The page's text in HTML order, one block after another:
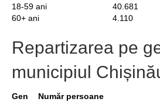
18-59 ani
40.681
60+ ani
4.110
Repartizarea pe
municipiul
Gen
Număr persoane